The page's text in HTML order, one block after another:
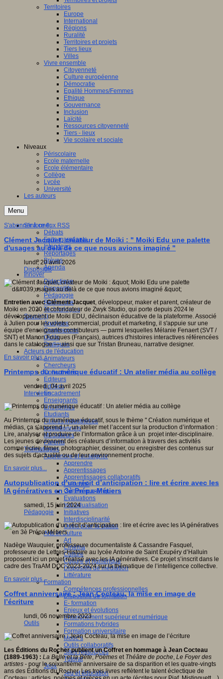
Territoires
Europe
International
Régions
Ruralité
Territoires et projets
Tiers lieux
Villes
Vivre ensemble
Citoyenneté
Culture européenne
Démocratie
Egalité Hommes/Femmes
Ethique
Gouvernance
Inclusion
Laïcité
Ressources citoyenneté
Tiers - lieux
Vie scolaire et sociale
Niveaux
Périscolaire
Ecole maternelle
Ecole élémentaire
Collège
Lycée
Université
Les auteurs
Menu
S'informer
Débats
Faits marquants
Interviews
Reportages
Brèves
Agenda
Innover
Didactique
Dispositifs
Pédagogie
Recherche
Technologies
Savoir(s)
Analyses
Conférences
Outils
Pratiques
Acteurs de l'éducation
Animateurs
Chercheurs
Collectivités
Editeurs
EdTech
Encadrement
Enseignants
Entreprises
Etudiants
Filières industrielles
Institutionnels
Médiateurs
Parents
Thématiques
Apprendre et enseigner
Apprendre
Apprentissages
Apprentissages collaboratifs
Créativité
Culture numérique
Evaluations
Individualisation
Initiatives
Interdisciplinarité
Outils pour la classe
Arts et Culture
Art
Cinéma
Culture
Culture et numérique
Dispositifs de médiation
Littérature
Formation
Compétences professionnelles
Dispositifs de formation
E- formation
Enjeux et évolutions
Enseignement supérieur et numérique
Formations hybrides
Formation universitaire
Mooc’s
Outils collaboratifs
Sites ressources
Tutorat
Jeux
Jeu et éducation
S'abonner à ce flux RSS
Clément Jacquet, créateur de Moiki : " Moiki Edu une palette
d'usages au delà de ce que nous avions imaginé "
lundi, 20 avril 2026
Dispositifs
Entretien avec Clément Jacquet, développeur, maker et parent, créateur de
Moiki en 2020 et cofondateur de Zwyk Studio, qui porte depuis 2024 le
développement de Moiki EDU, déclinaison éducative de la plateforme. Associé
à Julien pour les volets commercial, produit et marketing, il s'appuie sur une
équipe d'enseignants contributeurs — parmi lesquelles Mélanie Fenaert (SVT /
SNT) et Manon Fouques (Français), autrices d'histoires interactives référencées
dans le catalogue — ainsi que sur Tristan Bruneau, narrative designer.
En savoir plus...
Printemps du numérique éducatif : Un atelier média au collège
vendredi, 04 avril 2025
Interviews
Au Printemps du numérique éducatif, sous le thème " Création numérique et
médias, ça s’apprend ! ", un atelier met l’accent sur la production d’information :
Lire, analyser et produire de l’information grâce à un projet inter-disciplinaire.
Les jeunes deviennent des créateurs d’information à travers des activités
comme écrire, filmer, photographier, dessiner, ou enregistrer des contenus sur
des sujets d’actualité ou de leur environnement proche.
En savoir plus...
Autopublication d’un récit d’anticipation : lire et écrire avec les
IA génératives en 3è Prépa-Métiers
samedi, 15 juin 2024
Pédagogie
Nadège Wauquier, professeure documentaliste & Cassandre Fasquel,
professeure de Lettres-Histoire au lycée Antoine de Saint Exupéry d’Halluin
proposent ici un projet réalisé avec les IA génératives. Ce projet s’inscrit dans le
cadre des TraAM DOC 2023-2024 sur la thématique de l’intelligence collective.
En savoir plus...
Coffret anniversaire : Jean Cocteau, la mise en image de
l’écriture
lundi, 06 novembre 2023
Outils
Les Éditions du Rocher publient un Coffret en hommage à Jean Cocteau
(1889-1963) : La Belle et la Bête,Poèmes etThéâtre de poche, Le Foyer des
artistes - pour le soixantième anniversaire de sa disparition et les quatre-vingts
ans des Éditions du Rocher. Les trois livres reflètent le talent éclectique de